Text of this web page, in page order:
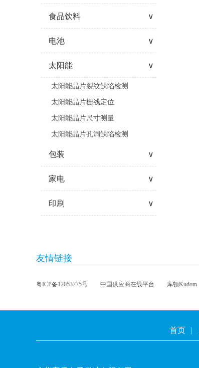
食品饮料 ∨
电池 ∨
太阳能 ∨
太阳能晶片裂纹缺陷检测
太阳能晶片栅线定位
太阳能晶片尺寸测量
太阳能晶片孔洞缺陷检测
包装 ∨
家电 ∨
印刷 ∨
友情链接
粤ICP备12053775号 中国供应商在线平台 库顿Kudom
首页 |